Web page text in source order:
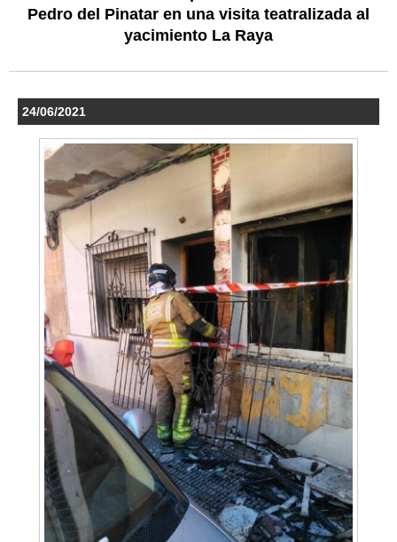
Pedro del Pinatar en una visita teatralizada al
yacimiento La Raya
24/06/2021